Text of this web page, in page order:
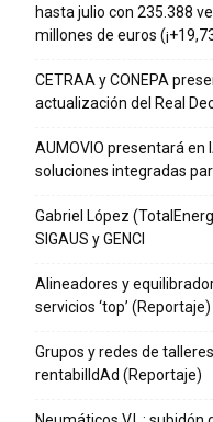
hasta julio con 235.388
millones de euros
CETRAA y CONEPA
actualización del Real
AUMOVIO presentará
soluciones integradas
Gabriel López
SIGAUS y GENCI
Alineadores y
servicios ‘top’ (Reportaje)
Grupos y redes de
rentabilIdAd (Reportaje)